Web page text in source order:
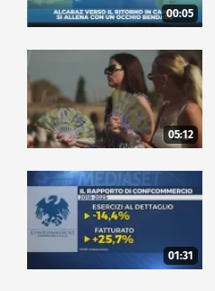
00:05
05:12
01:31